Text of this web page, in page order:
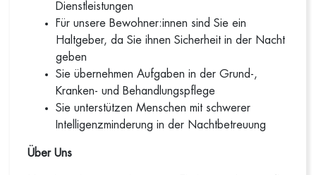
Dienstleistungen
Für unsere Bewohner:innen sind Sie ein
Haltgeber, da Sie ihnen Sicherheit in der Nacht
geben
Sie übernehmen Aufgaben in der Grund-,
Kranken- und Behandlungspflege
Sie unterstützen Menschen mit schwerer
Intelligenzminderung in der Nachtbetreuung
Über Uns